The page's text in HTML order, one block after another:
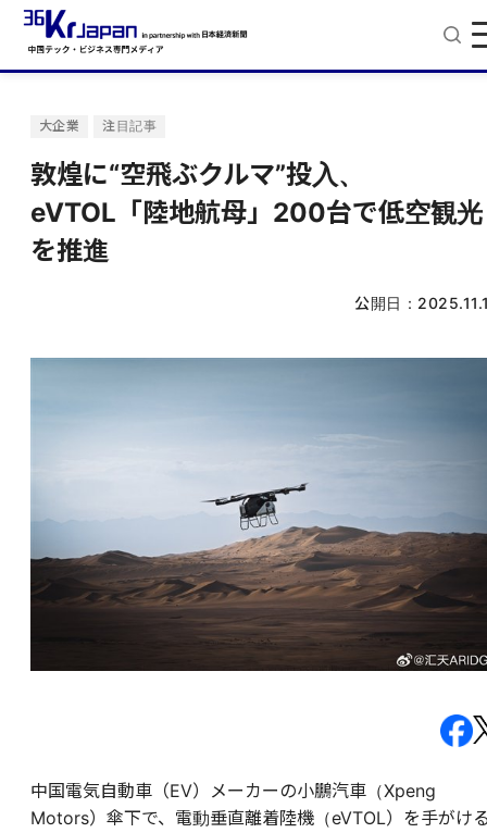
大企業 注目記事
敦煌に“空飛ぶクルマ”投入、
eVTOL「陸地航母」200台で低空観光
を推進
公開日：
中国電気自動車（EV）メーカーの小鵬汽車（Xpeng
Motors）傘下で、電動垂直離着陸機（eVTOL）を手がけ